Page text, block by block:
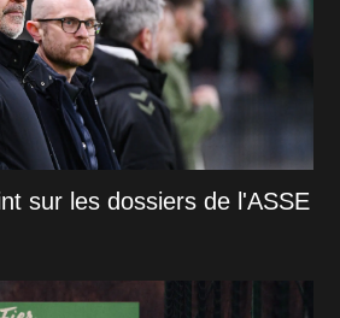
sur les dossiers de l'ASSE